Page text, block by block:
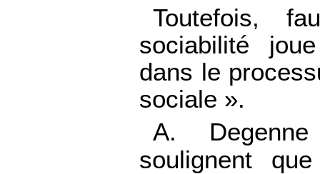
Toutefois,
sociabilité
dans le
sociale ».
A.
soulignent